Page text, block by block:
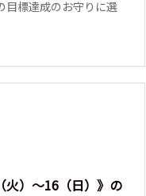
目標達成のお守りに選
）～16（日）》の